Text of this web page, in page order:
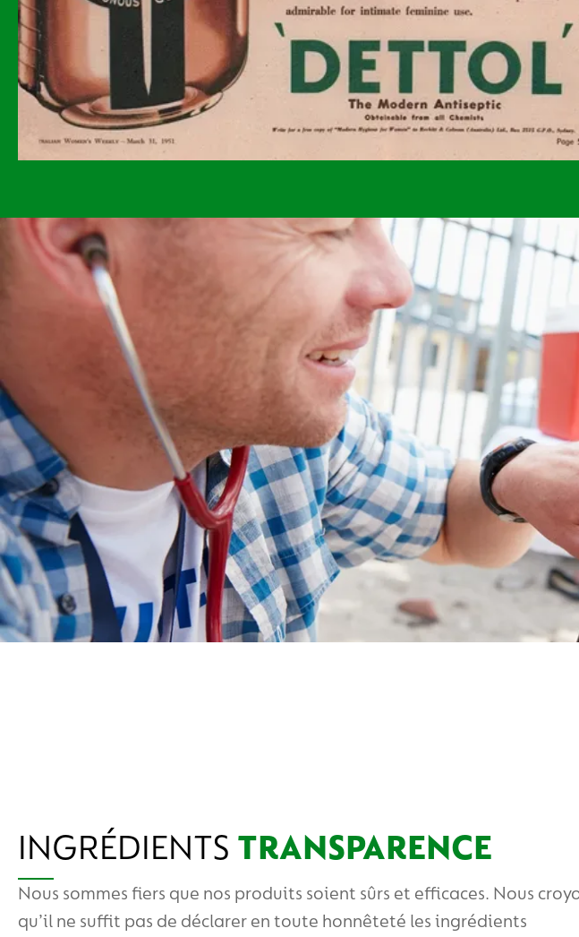
INGRÉDIENTS TRANSPARENCE
Nous sommes fiers que nos produits soient sûrs et efficaces. Nous
qu’il ne suffit pas de déclarer en toute honnêteté les ingrédients